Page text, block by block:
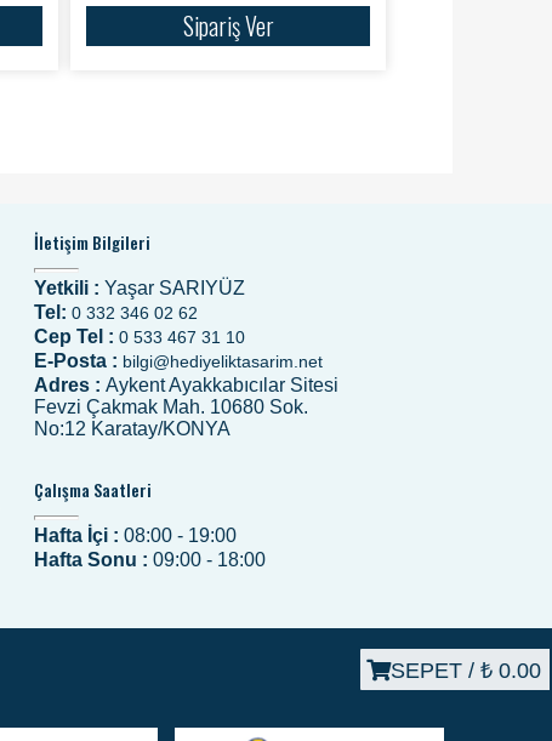
SEPET / ₺ 0.00
Sipariş Ver
İletişim Bilgileri
Yetkili : Yaşar SARIYÜZ
Tel: 0 332 346 02 62
Cep Tel : 0 533 467 31 10
E-Posta : bilgi@hediyeliktasarim.net
Adres : Aykent Ayakkabıcılar Sitesi
Fevzi Çakmak Mah. 10680 Sok.
No:12 Karatay/KONYA
Çalışma Saatleri
Hafta İçi : 08:00 - 19:00
Hafta Sonu : 09:00 - 18:00